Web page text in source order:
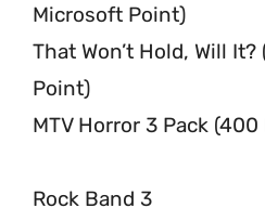
Microsoft Point)
That Won’t Hold, Will
Point)
MTV Horror 3 Pack
Rock Band 3